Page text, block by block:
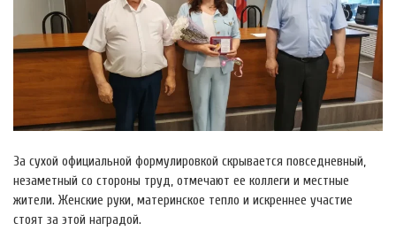
За сухой официальной формулировкой скрывается повседневный,
незаметный со стороны труд, отмечают ее коллеги и местные
жители. Женские руки, материнское тепло и искреннее участие
стоят за этой наградой.